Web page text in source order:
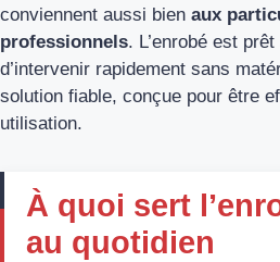
conviennent aussi bien aux
professionnels. L’enrobé est
d’intervenir rapidement sans
solution fiable, conçue pour être
utilisation.
À quoi sert
au quotidien